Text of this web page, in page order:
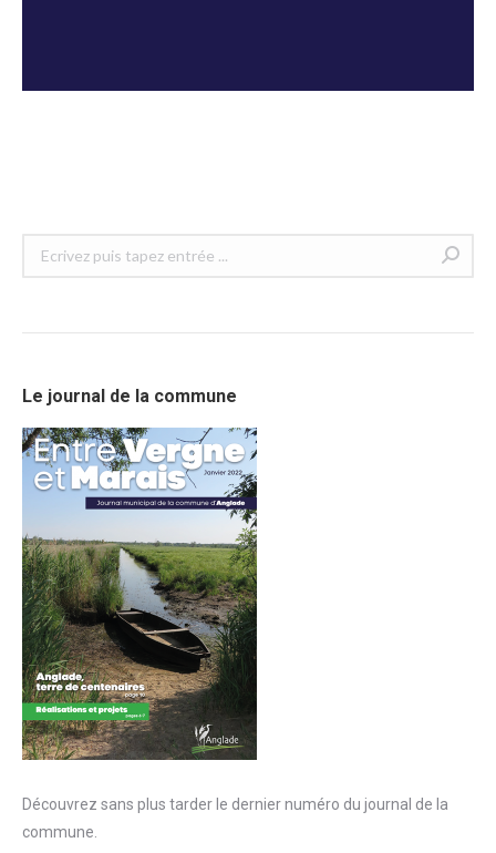
Le journal de la commune
Découvrez sans plus tarder le dernier numéro du journal de la
commune.